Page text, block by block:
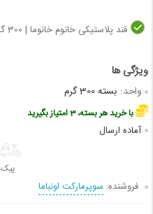
قند پلاستیکی خانوم خانوما | 300 گرم
واحد: بسته 300 گرم
با خرید هر بسته، 3 امتیاز بگیرید
آماده ارسال
پیک
فروشنده: سوپرمارکت اونباما